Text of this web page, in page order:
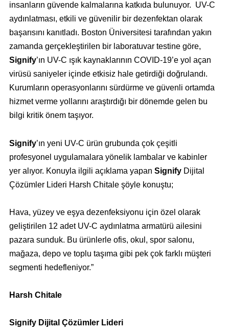
insanların güvende kalmalarına katkıda bulunuyor. UV-C
aydınlatması, etkili ve güvenilir bir dezenfektan olarak
başarısını kanıtladı. Boston Üniversitesi tarafından yakın
zamanda gerçekleştirilen bir laboratuvar testine göre,
Signify’ın UV-C ışık kaynaklarının COVID-19’e yol açan
virüsü saniyeler içinde etkisiz hale getirdiği doğrulandı.
Kurumların operasyonlarını sürdürme ve güvenli ortamda
hizmet verme yollarını araştırdığı bir dönemde gelen bu
bilgi kritik önem taşıyor.
Signify’ın yeni UV-C ürün grubunda çok çeşitli
profesyonel uygulamalara yönelik lambalar ve kabinler
yer alıyor. Konuyla ilgili açıklama yapan Signify Dijital
Çözümler Lideri Harsh Chitale şöyle konuştu;
Hava, yüzey ve eşya dezenfeksiyonu için özel olarak
geliştirilen 12 adet UV-C aydınlatma armatürü ailesini
pazara sunduk. Bu ürünlerle ofis, okul, spor salonu,
mağaza, depo ve toplu taşıma gibi pek çok farklı müşteri
segmenti hedefleniyor.”
Harsh Chitale
Signify Dijital Çözümler Lideri